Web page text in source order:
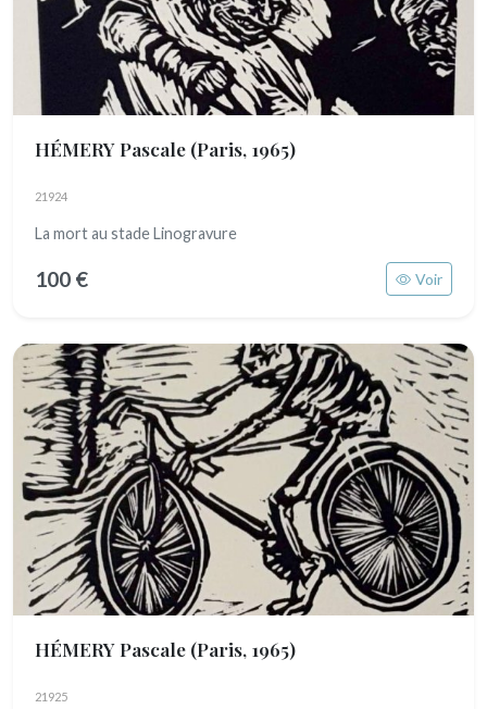
HÉMERY Pascale (Paris, 1965)
21924
La mort au stade Linogravure
100 € Voir
HÉMERY Pascale (Paris, 1965)
21925